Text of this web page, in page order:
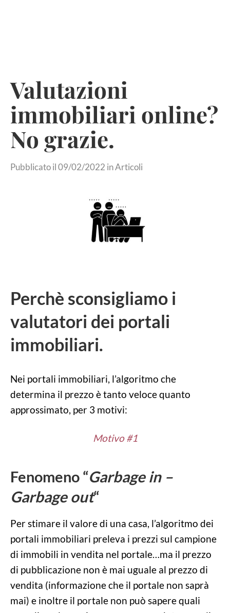
content
Valutazioni
immobiliari online?
No grazie.
Pubblicato il 09/02/2022 inArticoli
Perchè sconsigliamo i
valutatori dei portali
immobiliari.
Nei portali immobiliari, l’algoritmo che
determina il prezzo è tanto veloce quanto
approssimato, per 3 motivi:
Motivo #1
Fenomeno “Garbage in –
Garbage out“
Per stimare il valore di una casa, l’algoritmo dei
portali immobiliari preleva i prezzi sul campione
di immobili in vendita nel portale…ma il prezzo
di pubblicazione non è mai uguale al prezzo di
vendita (informazione che il portale non saprà
mai) e inoltre il portale non può sapere quali